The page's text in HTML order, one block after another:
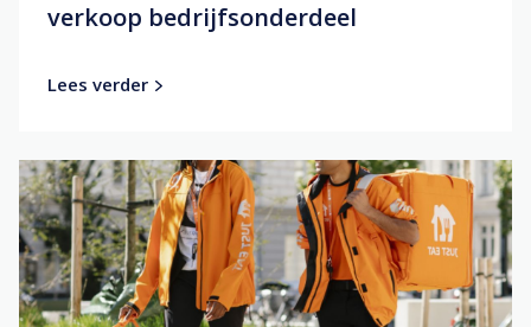
verkoop bedrijfsonderdeel
Lees verder